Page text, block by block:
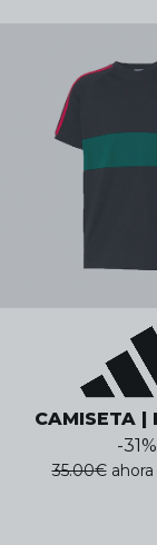
CAMISETA |
-31%
35.00€ ahora